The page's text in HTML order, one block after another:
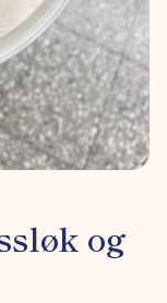
og